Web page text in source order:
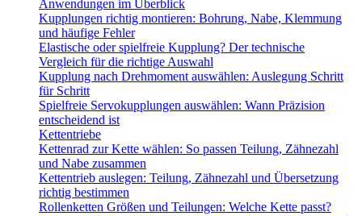
Anwendungen im Überblick
Kupplungen richtig montieren: Bohrung, Nabe, Klemmung
und häufige Fehler
Elastische oder spielfreie Kupplung? Der technische
Vergleich für die richtige Auswahl
Kupplung nach Drehmoment auswählen: Auslegung Schritt
für Schritt
Spielfreie Servokupplungen auswählen: Wann Präzision
entscheidend ist
Kettentriebe
Kettenrad zur Kette wählen: So passen Teilung, Zähnezahl
und Nabe zusammen
Kettentrieb auslegen: Teilung, Zähnezahl und Übersetzung
richtig bestimmen
Rollenketten Größen und Teilungen: Welche Kette passt?